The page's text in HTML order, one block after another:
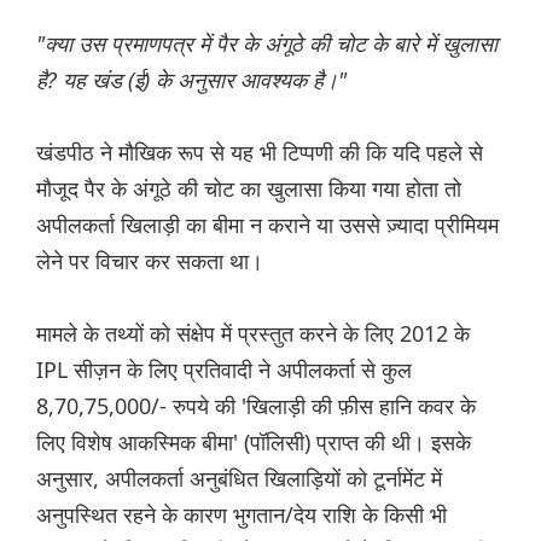
"क्या उस प्रमाणपत्र में पैर के अंगूठे की चोट के बारे में खुलासा
है? यह खंड (ई) के अनुसार आवश्यक है।"
खंडपीठ ने मौखिक रूप से यह भी टिप्पणी की कि यदि पहले से
मौजूद पैर के अंगूठे की चोट का खुलासा किया गया होता तो
अपीलकर्ता खिलाड़ी का बीमा न कराने या उससे ज़्यादा प्रीमियम
लेने पर विचार कर सकता था।
मामले के तथ्यों को संक्षेप में प्रस्तुत करने के लिए 2012 के
IPL सीज़न के लिए प्रतिवादी ने अपीलकर्ता से कुल
8,70,75,000/- रुपये की 'खिलाड़ी की फ़ीस हानि कवर के
लिए विशेष आकस्मिक बीमा' (पॉलिसी) प्राप्त की थी। इसके
अनुसार, अपीलकर्ता अनुबंधित खिलाड़ियों को टूर्नामेंट में
अनुपस्थित रहने के कारण भुगतान/देय राशि के किसी भी